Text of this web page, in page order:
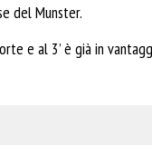
del Munster.
e al 3’ è già in